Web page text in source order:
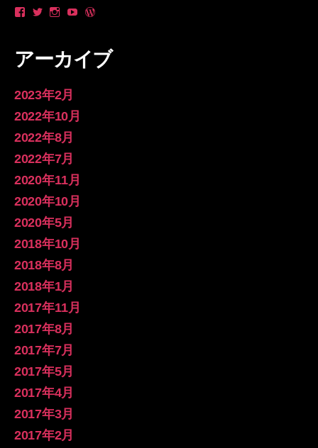
や
さ
プ
ロ
フ
ー
を
で
示
_yanzo
プ
ィ
ー
ル
を
Twitter
で
表
longsleevespring
プ
ロ
ィ
ー
ル
を
Instagram
で
表
yan
の
プ
ー
ル
示
longsleevespring
プ
ロ
アーカイブ
2023年2月
2022年10月
2022年8月
2022年7月
2020年11月
2020年10月
2020年5月
2018年10月
2018年8月
2018年1月
2017年11月
2017年8月
2017年7月
2017年5月
2017年4月
2017年3月
2017年2月